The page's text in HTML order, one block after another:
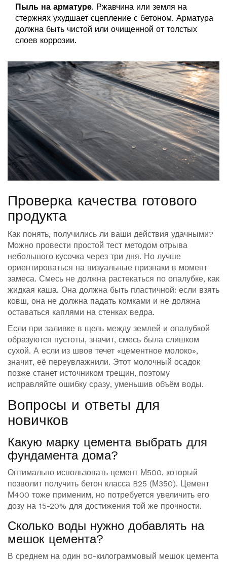
Пыль на арматуре. Ржавчина или земля на
стержнях ухудшает сцепление с бетоном. Арматура
должна быть чистой или очищенной от толстых
слоев коррозии.
Проверка качества готового
продукта
Как понять, получились ли ваши действия удачными?
Можно провести простой тест методом отрыва
небольшого кусочка через три дня. Но лучше
ориентироваться на визуальные признаки в момент
замеса. Смесь не должна растекаться по опалубке, как
жидкая каша. Она должна быть пластичной: если взять
ковш, она не должна падать комками и не должна
оставаться каплями на стенках ведра.
Если при заливке в щель между землей и опалубкой
образуются пустоты, значит, смесь была слишком
сухой. А если из швов течет «цементное молоко»,
значит, её переувлажнили. Этот молочный осадок
позже станет источником трещин, поэтому
исправляйте ошибку сразу, уменьшив объём воды.
Вопросы и ответы для
новичков
Какую марку цемента выбрать для
фундамента дома?
Оптимально использовать цемент М500, который
позволит получить бетон класса B25 (М350). Цемент
М400 тоже применим, но потребуется увеличить его
дозу на 15-20% для достижения той же прочности.
Сколько воды нужно добавлять на
мешок цемента?
В среднем на один 50-килограммовый мешок цемента